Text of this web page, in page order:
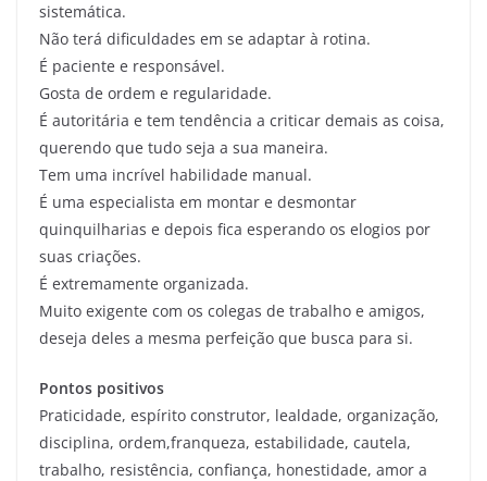
sistemática.
Não terá dificuldades em se adaptar à rotina.
É paciente e responsável.
Gosta de ordem e regularidade.
É autoritária e tem tendência a criticar demais as coisa,
querendo que tudo seja a sua maneira.
Tem uma incrível habilidade manual.
É uma especialista em montar e desmontar
quinquilharias e depois fica esperando os elogios por
suas criações.
É extremamente organizada.
Muito exigente com os colegas de trabalho e amigos,
deseja deles a mesma perfeição que busca para si.
Pontos positivos
Praticidade, espírito construtor, lealdade, organização,
disciplina, ordem,franqueza, estabilidade, cautela,
trabalho, resistência, confiança, honestidade, amor a